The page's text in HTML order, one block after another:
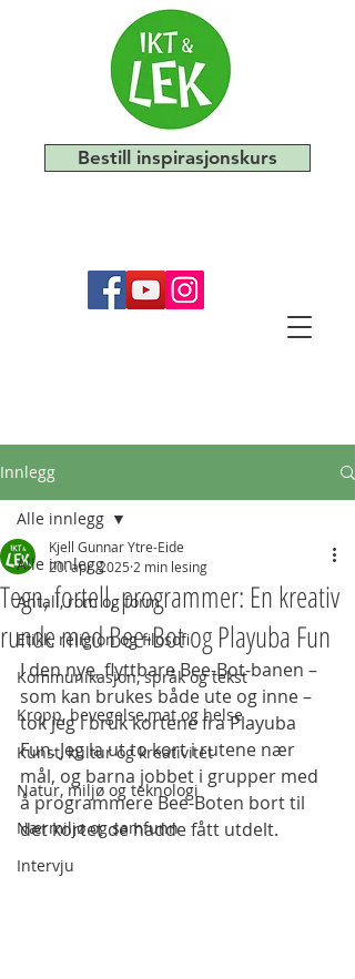
Bestill inspirasjonskurs
Innlegg
Alle innlegg
Antall, rom og form
Etikk, religion og filosofi
Kommunikasjon, språk og tekst
Kropp, bevegelse,mat og helse
Kunst, kultur og kreativitet
Natur, miljø og teknologi
Nærmiljø og samfunn
Intervju
Alle innlegg
Tegn, fortell, programmer: En kreativ
runde med Bee-Bot og Playuba Fun
Kjell Gunnar Ytre-Eide
20. apr. 2025 2 min lesing
I den nye, flyttbare Bee-Bot-banen –
som kan brukes både ute og inne –
tok jeg i bruk kortene fra Playuba
Fun. Jeg la ut to kort i rutene nær
mål, og barna jobbet i grupper med
å programmere Bee-Boten bort til
det kortet de hadde fått utdelt.